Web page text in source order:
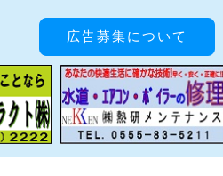
広告募集について